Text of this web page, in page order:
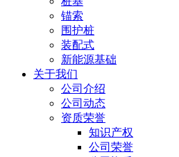
锚索
围护桩
装配式
新能源基础
关于我们
公司介绍
公司动态
资质荣誉
知识产权
公司荣誉